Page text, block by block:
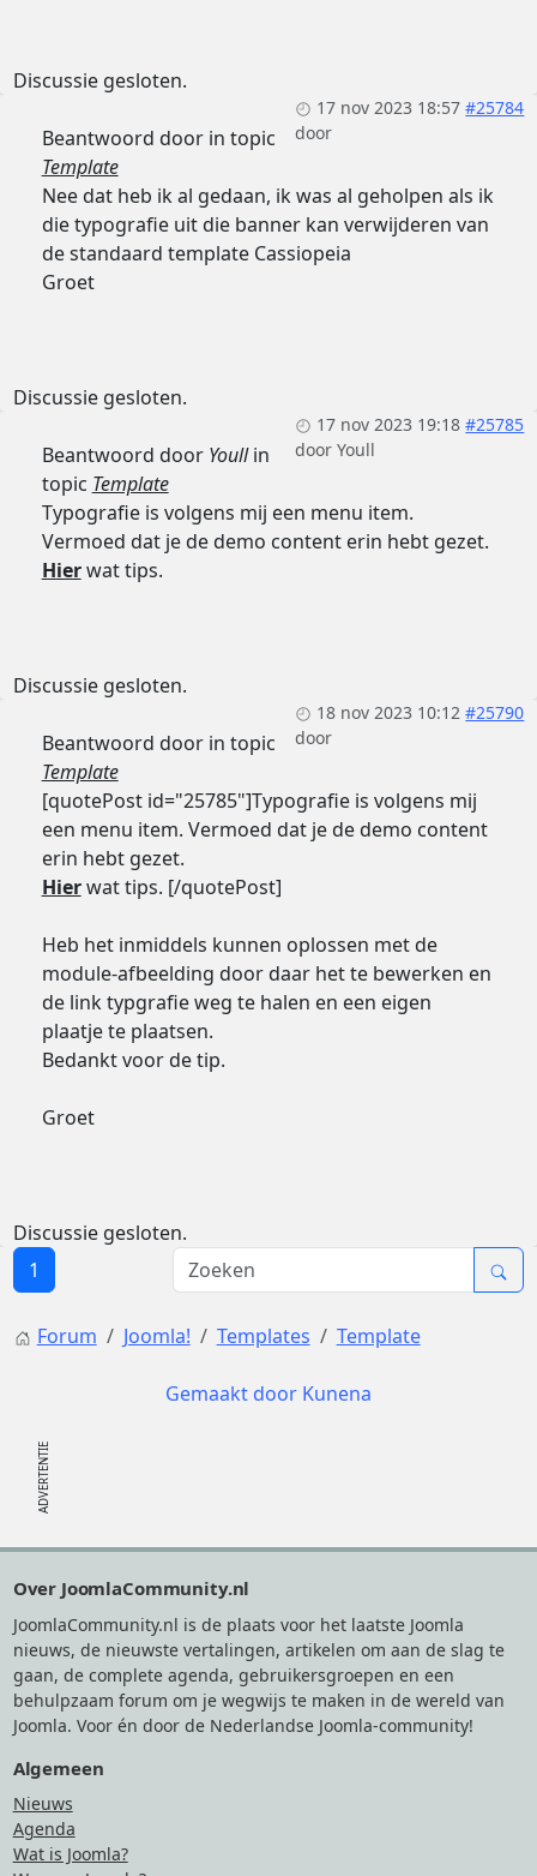
Discussie gesloten.
17 nov 2023 18:57 #25784
door
Beantwoord door in topic
Template
Nee dat heb ik al gedaan, ik was al geholpen als ik
die typografie uit die banner kan verwijderen van
de standaard template Cassiopeia
Groet
Discussie gesloten.
17 nov 2023 19:18 #25785
doorYoull
Beantwoord door Youllin
topic Template
Typografie is volgens mij een menu item.
Vermoed dat je de demo content erin hebt gezet.
Hierwat tips.
Discussie gesloten.
18 nov 2023 10:12 #25790
door
Beantwoord door in topic
Template
[quotePost id="25785"]Typografie is volgens mij
een menu item. Vermoed dat je de demo content
erin hebt gezet.
Hierwat tips. [/quotePost]
Heb het inmiddels kunnen oplossen met de
module-afbeelding door daar het te bewerken en
de link typgrafie weg te halen en een eigen
plaatje te plaatsen.
Bedankt voor de tip.
Groet
Discussie gesloten.
1
Forum Joomla! Templates Template
Gemaakt door Kunena
Over JoomlaCommunity.nl
JoomlaCommunity.nl is de plaats voor het laatste Joomla
nieuws, de nieuwste vertalingen, artikelen om aan de slag te
gaan, de complete agenda, gebruikersgroepen en een
behulpzaam forum om je wegwijs te maken in de wereld van
Joomla. Voor én door de Nederlandse Joomla-community!
Algemeen
Nieuws
Agenda
Wat is Joomla?